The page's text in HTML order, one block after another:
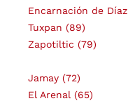
Encarnación de Díaz
Tuxpan (89)
Zapotiltic (79)
Jamay (72)
El Arenal (65)